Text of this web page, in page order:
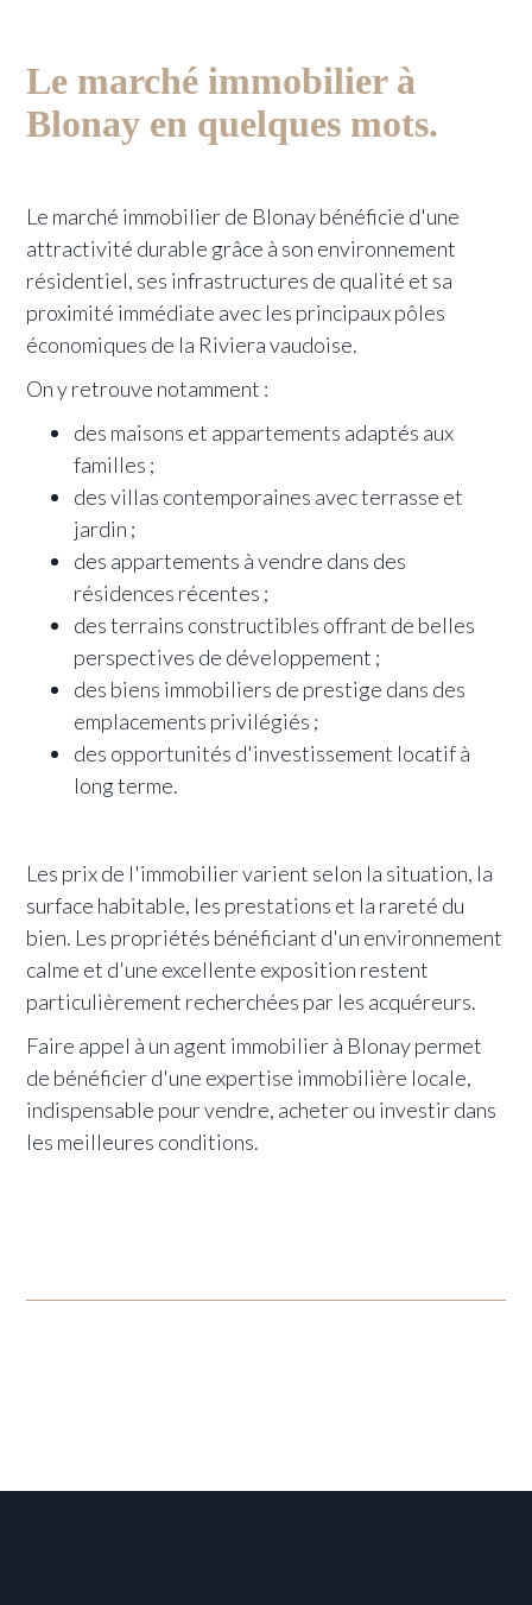
Le marché immobilier à
Blonay en quelques mots.
Le marché immobilier de Blonay bénéficie d'une
attractivité durable grâce à son environnement
résidentiel, ses infrastructures de qualité et sa
proximité immédiate avec les principaux pôles
économiques de la Riviera vaudoise.
On y retrouve notamment :
des maisons et appartements adaptés aux
familles ;
des villas contemporaines avec terrasse et
jardin ;
des appartements à vendre dans des
résidences récentes ;
des terrains constructibles offrant de belles
perspectives de développement ;
des biens immobiliers de prestige dans des
emplacements privilégiés ;
des opportunités d'investissement locatif à
long terme.
Les prix de l'immobilier varient selon la situation, la
surface habitable, les prestations et la rareté du
bien. Les propriétés bénéficiant d'un environnement
calme et d'une excellente exposition restent
particulièrement recherchées par les acquéreurs.
Faire appel à un agent immobilier à Blonay permet
de bénéficier d'une expertise immobilière locale,
indispensable pour vendre, acheter ou investir dans
les meilleures conditions.